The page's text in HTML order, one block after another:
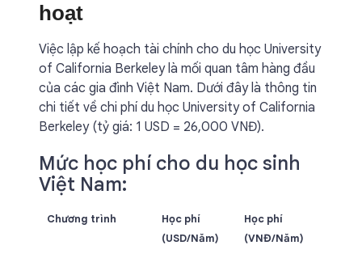
hoạt
Việc lập kế hoạch tài chính cho du học University
of California Berkeley là mối quan tâm hàng đầu
của các gia đình Việt Nam. Dưới đây là thông tin
chi tiết về chi phí du học University of California
Berkeley (tỷ giá: 1 USD = 26,000 VNĐ).
Mức học phí cho du học sinh
Việt Nam:
Chương trình
Học phí
(USD/Năm)
Học phí
(VNĐ/Năm)